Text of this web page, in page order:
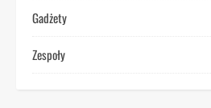
Gadżety
Zespoły